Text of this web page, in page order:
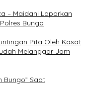
– Maidani Laporkan
Bungo
Pita Oleh Kasat
Melanggar Jam
Bungo” Saat